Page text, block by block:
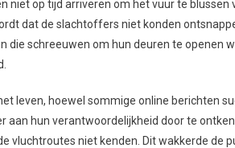
op tijd arriveren om het vuur te blussen
dat de slachtoffers niet konden
schreeuwen om hun deuren te openen
leven, hoewel sommige online berichten
hun verantwoordelijkheid door te
vluchtroutes niet kenden. Dit wakkerde de